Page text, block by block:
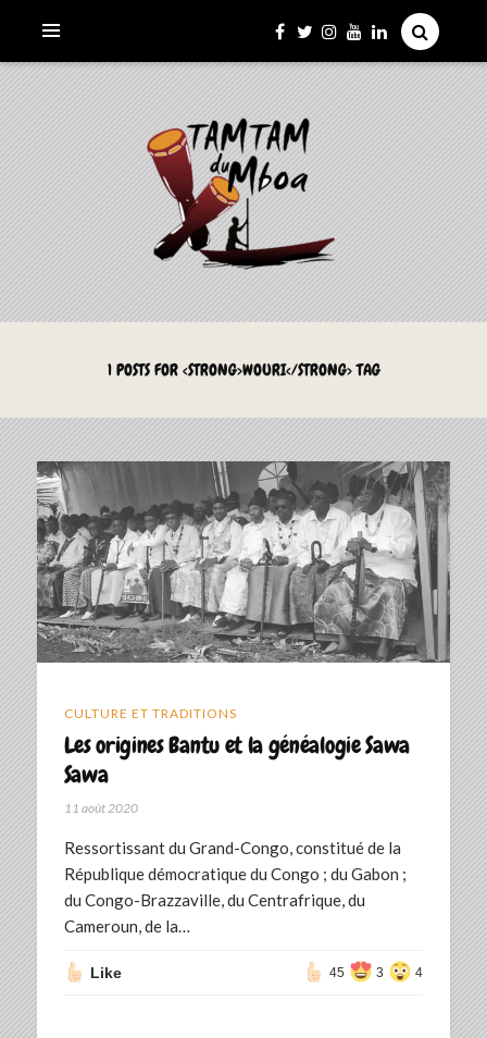
LE TAMTAM DU MBOA
La Culture du Mboa Dévoilée !
1 POSTS FOR <STRONG>WOURI</STRONG> TAG
CULTURE ET TRADITIONS
Les origines Bantu et la généalogie Sawa
Sawa
11 août 2020
Ressortissant du Grand-Congo, constitué de la
République démocratique du Congo ; du Gabon ;
du Congo-Brazzaville, du Centrafrique, du
Cameroun, de la…
Like 45 3 4